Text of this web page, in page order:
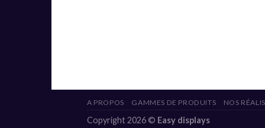
A PROPOS GAMMES DE PRODUITS NOS
Copyright 2026 © Easy displays